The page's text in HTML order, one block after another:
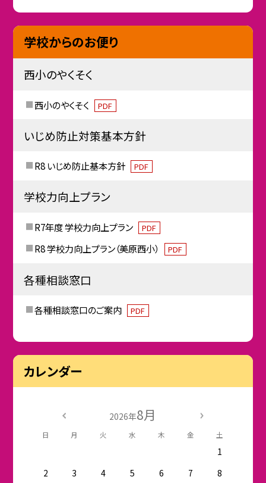
学校からのお便り
西小のやくそく
西小のやくそく PDF
いじめ防止対策基本方針
R8 いじめ防止基本方針 PDF
学校力向上プラン
R7年度 学校力向上プラン PDF
R8 学校力向上プラン（美原西小） PDF
各種相談窓口
各種相談窓口のご案内 PDF
カレンダー
2026年8月
日 月 火 水 木 金 土
1
2
3 4 5 6 7
8